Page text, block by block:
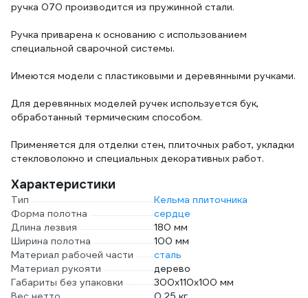
ручка 070 производится из пружинной стали.
Ручка приварена к основанию с использованием
специальной сварочной системы.
Имеются модели с пластиковыми и деревянными ручками.
Для деревянных моделей ручек используется бук,
обработанный термическим способом.
Применяется для отделки стен, плиточных работ, укладки
стекловолокно и специальных декоративных работ.
Характеристики
Тип
Кельма плиточника
Форма полотна
сердце
Длина лезвия
180 мм
Ширина полотна
100 мм
Материал рабочей части
сталь
Материал рукояти
дерево
Габариты без упаковки
300х110х100 мм